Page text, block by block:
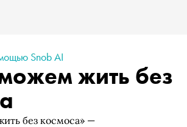
Snob AI
жить без
без космоса» —